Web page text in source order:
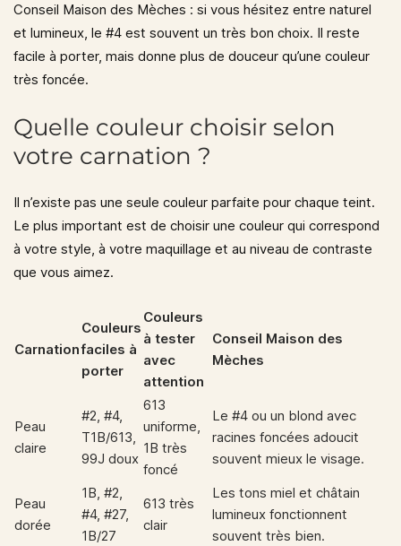
Conseil Maison des Mèches : si vous hésitez entre naturel
et lumineux, le #4 est souvent un très bon choix. Il reste
facile à porter, mais donne plus de douceur qu’une couleur
très foncée.
Quelle couleur choisir selon
votre carnation ?
Il n’existe pas une seule couleur parfaite pour chaque teint.
Le plus important est de choisir une couleur qui correspond
à votre style, à votre maquillage et au niveau de contraste
que vous aimez.
Carnation
Couleurs
faciles à
porter
Couleurs
à tester
avec
attention
Conseil Maison des
Mèches
Peau
claire
#2, #4,
T1B/613,
99J doux
613
uniforme,
1B très
foncé
Le #4 ou un blond avec
racines foncées adoucit
souvent mieux le visage.
Peau
dorée
1B, #2,
#4, #27,
1B/27
613 très
clair
Les tons miel et châtain
lumineux fonctionnent
souvent très bien.